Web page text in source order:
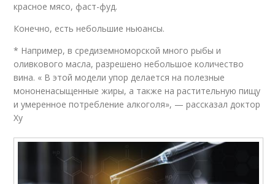
красное мясо, фаст-фуд.
Конечно, есть небольшие ньюансы.
* Например, в средиземноморской много рыбы и
оливкового масла, разрешено небольшое количество
вина. « В этой модели упор делается на полезные
мононенасыщенные жиры, а также на растительную пищу
и умеренное потребление алкоголя», — рассказал доктор
Ху